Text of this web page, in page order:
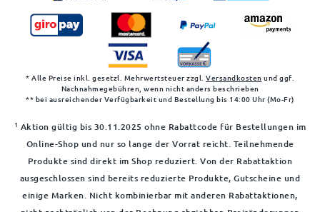
* Alle Preise inkl. gesetzl. Mehrwertsteuer zzgl. Versandkosten und ggf.
Nachnahmegebühren, wenn nicht anders beschrieben
** bei ausreichender Verfügbarkeit und Bestellung bis 14:00 Uhr (Mo-Fr)
1 Aktion gültig bis 30.11.2025 ohne Rabattcode für Bestellungen im
Online-Shop und nur so lange der Vorrat reicht. Teilnehmende
Produkte sind direkt im Shop reduziert. Von der Rabattaktion
ausgeschlossen sind bereits reduzierte Produkte, Gutscheine und
einige Marken. Nicht kombinierbar mit anderen Rabattaktionen,